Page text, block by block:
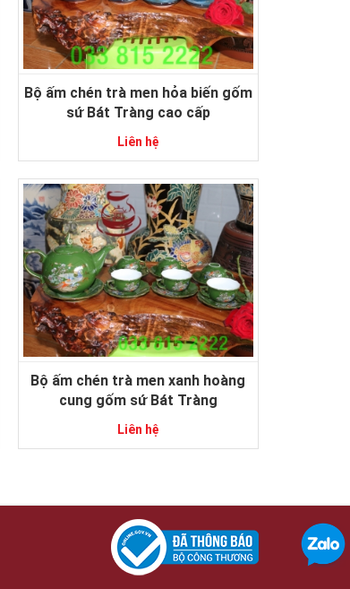
Bộ ấm chén trà men hỏa biến gốm
sứ Bát Tràng cao cấp
Liên hệ
Bộ ấm chén trà men xanh hoàng
cung gốm sứ Bát Tràng
Liên hệ